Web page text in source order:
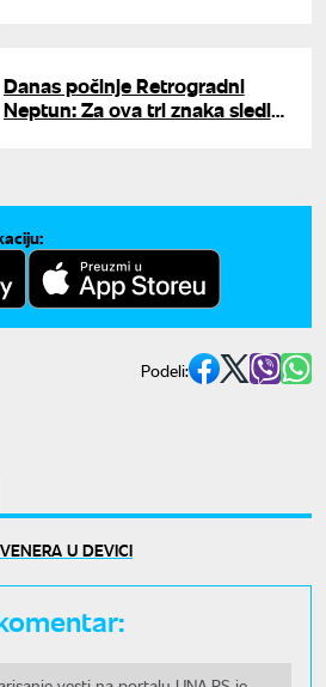
Danas počinje Retrogradni
Neptun: Za ova tri znaka sledi
Podeli:
VENERA U DEVICI